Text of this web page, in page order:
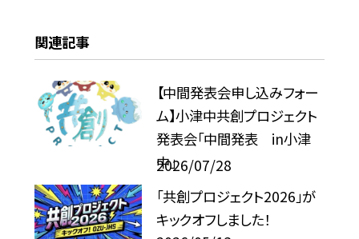
関連記事
【中間発表会申し込みフォー
ム】小津中共創プロジェクト
発表会「中間発表 in小津
中」
2026/07/28
「共創プロジェクト2026」が
キックオフしました！